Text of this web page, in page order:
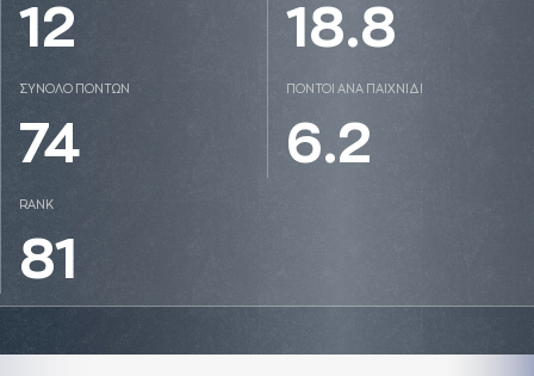
12 18.8
ΣΥΝΟΛΟ ΠΟΝΤΩΝ
74
ΠΟΝΤΟΙ ΑΝΑ ΠΑΙΧΝΙΔΙ
6.2
RANK
81